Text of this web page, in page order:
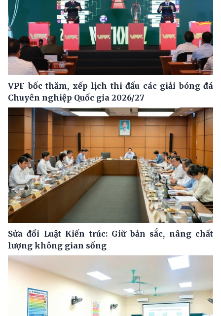
VPF bốc thăm, xếp lịch thi đấu các giải bóng đá
Chuyên nghiệp Quốc gia 2026/27
Sửa đổi Luật Kiến trúc: Giữ bản sắc, nâng chất
lượng không gian sống